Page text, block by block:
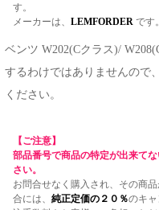
す。
メーカーは、 LEMFORDER です。
ベンツ W202(Cクラス)/
するわけではありませんので
ください。
【ご注意】
部品番号で商品の特定が出来て
さい。
お問合せなく購入され、その商
合には、 純正定価の２０％のキ